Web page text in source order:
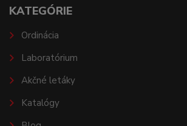
KATEGÓRIE
Ordinácia
Laboratórium
Akčné letáky
Katalógy